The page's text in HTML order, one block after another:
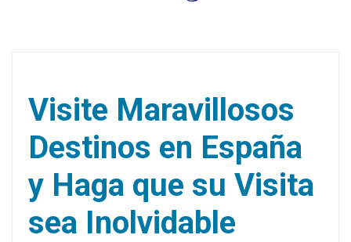
Visite Maravillosos
Destinos en España
y Haga que su Visita
sea Inolvidable